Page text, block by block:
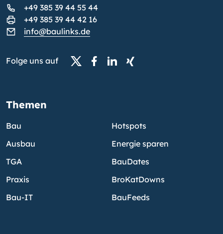
+49 385 39 44 55 44
+49 385 39 44 42 16
info@baulinks.de
Folge uns auf
Themen
Bau
Ausbau
TGA
Praxis
Bau-IT
Hotspots
Energie sparen
BauDates
BroKatDowns
BauFeeds